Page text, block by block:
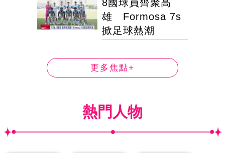
8國球員齊聚高
雄 Formosa 7s
掀足球熱潮
更多焦點+
熱門人物